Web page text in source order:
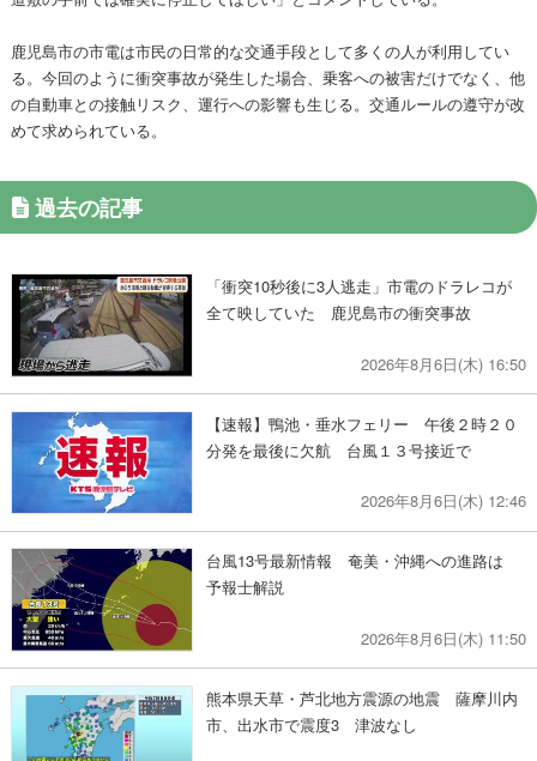
鹿児島市の市電は市民の日常的な交通手段として多くの人が利用してい
る。今回のように衝突事故が発生した場合、乗客への被害だけでなく、他
の自動車との接触リスク、運行への影響も生じる。交通ルールの遵守が改
めて求められている。
過去の記事
「衝突10秒後に3人逃走」市電のドラレコが
全て映していた 鹿児島市の衝突事故
2026年8月6日(木) 16:50
【速報】鴨池・垂水フェリー 午後２時２０
分発を最後に欠航 台風１３号接近で
2026年8月6日(木) 12:46
台風13号最新情報 奄美・沖縄への進路は
予報士解説
2026年8月6日(木) 11:50
熊本県天草・芦北地方震源の地震 薩摩川内
市、出水市で震度3 津波なし